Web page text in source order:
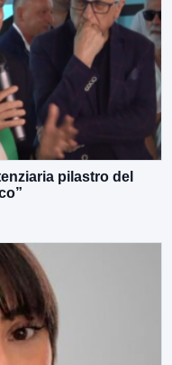
pilastro del